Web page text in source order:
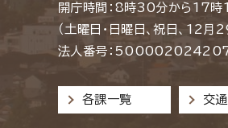
開庁時間：8時30分から17時
（土曜日・日曜日、祝日、12
法人番号：
各課一覧 交